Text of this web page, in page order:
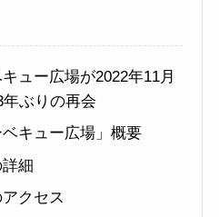
ュー広場が2022年11月
ぶりの再会
ベキュー広場」概要
詳細
アクセス